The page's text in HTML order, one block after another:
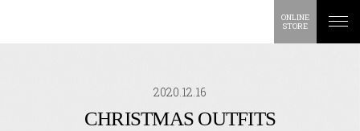
ONLINE
STORE
2020.12.16
CHRISTMAS OUTFITS